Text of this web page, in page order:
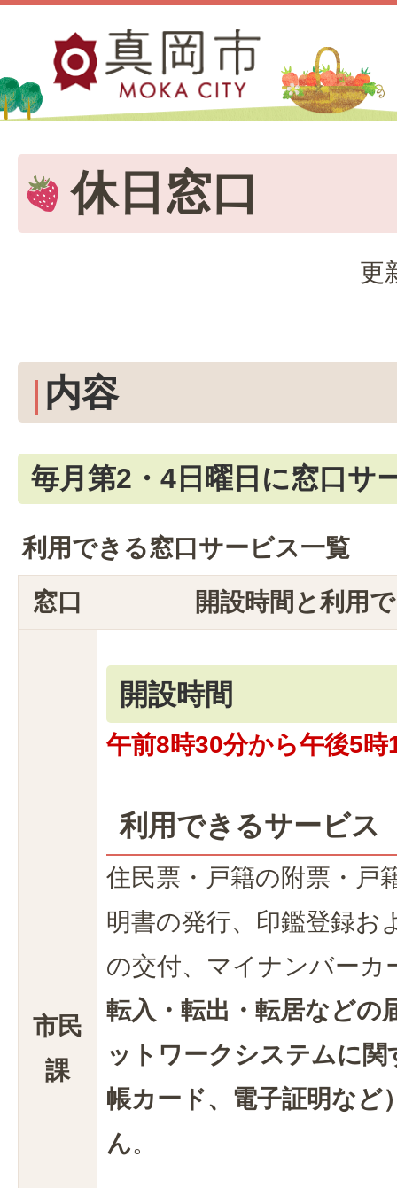
休日窓口
更
内容
毎月第2・4日曜日に窓口サ
利用できる窓口サービス一覧
窓口
開設時間と利用
市民
課
開設時間
午前8時30分から午後5時
利用できるサービス
住民票・戸籍の附票・戸
明書の発行、印鑑登録お
の交付、マイナンバーカ
転入・転出・転居などの
ットワークシステムに関
帳カード、電子証明など
ん。